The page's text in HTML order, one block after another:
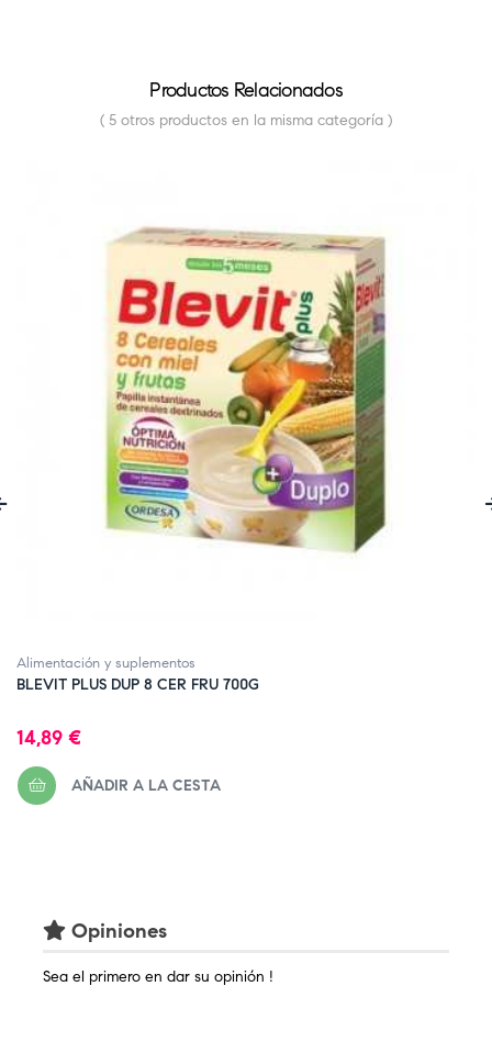
Productos Relacionados
( 5 otros productos en la misma categoría )
Alimentación y suplementos
BLEVIT PLUS DUP 8 CER FRU 700G
Precio
14,89 €
AÑADIR A LA CESTA
Opiniones
Sea el primero en dar su opinión !